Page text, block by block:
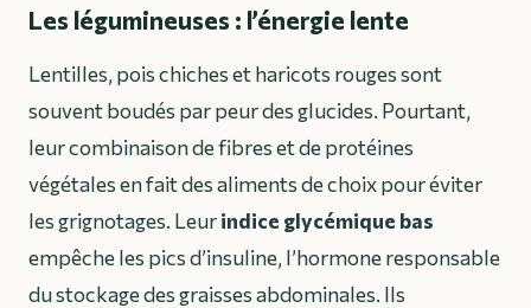
Les légumineuses : l’énergie lente
Lentilles, pois chiches et haricots rouges sont
souvent boudés par peur des glucides. Pourtant,
leur combinaison de fibres et de protéines
végétales en fait des aliments de choix pour éviter
les grignotages. Leurindice glycémique bas
empêche les pics d’insuline, l’hormone responsable
du stockage des graisses abdominales. Ils